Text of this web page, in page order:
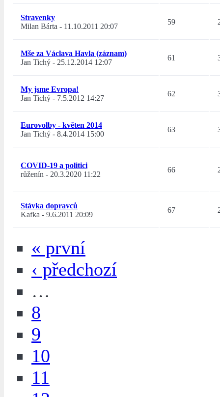
Stravenky
Milan Bárta - 11.10.2011 20:07
59
Mše za Václava Havla (záznam)
Jan Tichý - 25.12.2014 12:07
61
My jsme Evropa!
Jan Tichý - 7.5.2012 14:27
62
Eurovolby - květen 2014
Jan Tichý - 8.4.2014 15:00
63
COVID-19 a politici
růženín - 20.3.2020 11:22
66
Stávka dopravců
Kafka - 9.6.2011 20:09
67
« první
‹ předchozí
…
8
9
10
11